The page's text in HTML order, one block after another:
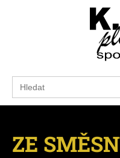
Search
for:
ZE